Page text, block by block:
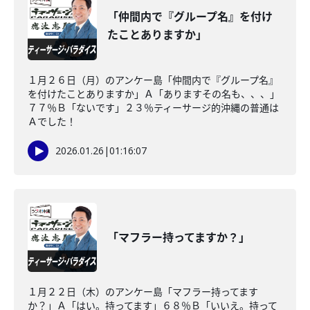
「仲間内で『グループ名』を付け
たことありますか」
１月２６日（月）のアンケー島「仲間内で『グループ名』
を付けたことありますか」Ａ「ありますその名も、、、」
７７％Ｂ「ないです」２３％ティーサージ的沖縄の普通は
Ａでした！
2026.01.26 |01:16:07
「マフラー持ってますか？」
１月２２日（木）のアンケー島「マフラー持ってます
か？」Ａ「はい。持ってます」６８％Ｂ「いいえ。持って